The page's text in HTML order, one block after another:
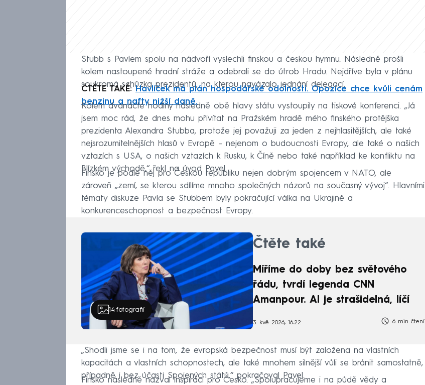
Stubb s Pavlem spolu na nádvoří vyslechli finskou a českou hymnu. Následně prošli
kolem nastoupené hradní stráže a odebrali se do útrob Hradu. Nejdříve byla v plánu
soukromá schůzka prezidentů, na kterou navázalo jednání delegací.
ČTĚTE TAKÉ:Havlíček má plán hospodářské odolnosti. Opozice chce kvůli cenám
benzinu a nafty nižší daně.
Kolem dvanácté hodiny následně obě hlavy státu vystoupily na tiskové konferenci. „Já
jsem moc rád, že dnes mohu přivítat na Pražském hradě mého finského protějška
prezidenta Alexandra Stubba, protože jej považuji za jeden z nejhlasitějších, ale také
nejsrozumitelnějších hlasů v Evropě – nejenom o budoucnosti Evropy, ale také o našich
vztazích s USA, o našich vztazích k Rusku, k Číně nebo také například ke konfliktu na
Blízkém východě,“ řekl na úvod Pavel.
Finsko je podle něj pro Českou republiku nejen dobrým spojencem v NATO, ale
zároveň „zemí, se kterou sdílíme mnoho společných názorů na současný vývoj“. Hlavními
tématy diskuze Pavla se Stubbem byly pokračující válka na Ukrajině a
konkurenceschopnost a bezpečnost Evropy.
14 fotografií
Čtěte také
Míříme do doby bez světového
řádu, tvrdí legenda CNN
Amanpour. AI je strašidelná, líčí
3. kvě 2026, 16:22 6 min čtení
„Shodli jsme se i na tom, že evropská bezpečnost musí být založena na vlastních
kapacitách a vlastních schopnostech, ale také mnohem silnější vůli se bránit samostatně,
případně i bez účasti Spojených států,“ pokračoval Pavel.
Finsko následně nazval inspirací pro Česko. „Spolupracujeme i na půdě vědy a